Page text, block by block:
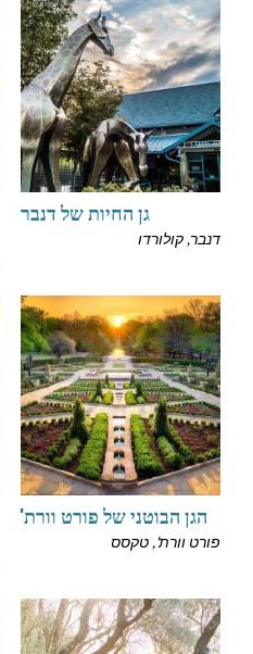
גן החיות של דנבר
דנבר, קולורדו
הגן הבוטני של פורט וורת'
פורט וורת', טקסס